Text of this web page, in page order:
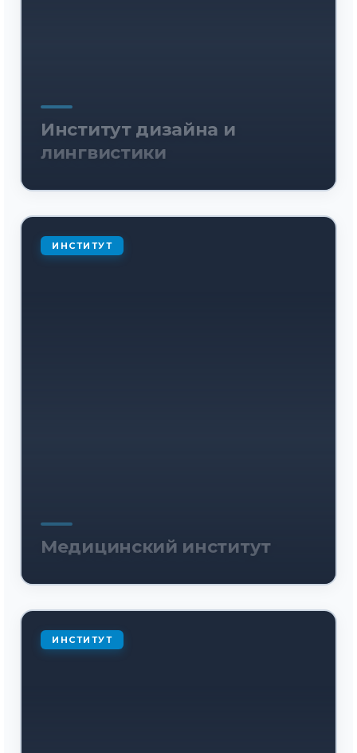
Институт дизайна и
лингвистики
Медицинский институт
ИНСТИТУТ
ИНСТИТУТ